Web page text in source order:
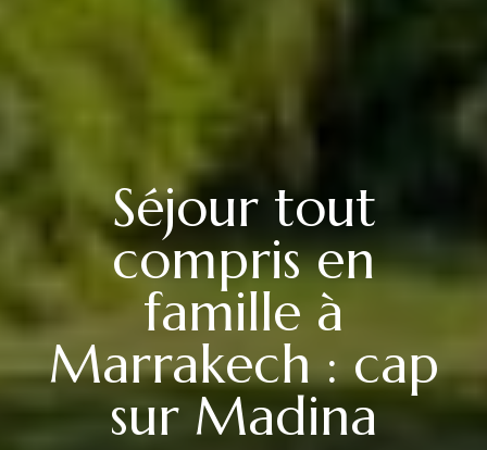
Séjour tout
compris en
famille à
Marrakech : cap
sur Madina